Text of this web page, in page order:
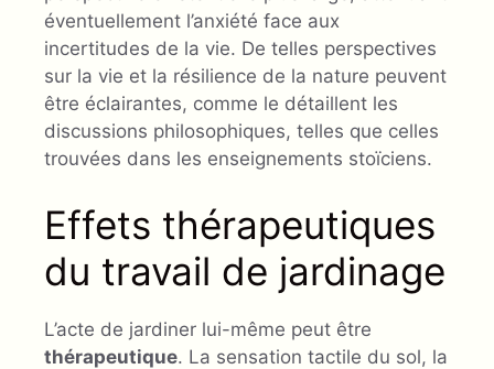
éventuellement l’anxiété face aux
incertitudes de la vie. De telles perspectives
sur la vie et la résilience de la nature peuvent
être éclairantes, comme le détaillent les
discussions philosophiques, telles que celles
trouvées dans les enseignements stoïciens.
Effets thérapeutiques
du travail de jardinage
L’acte de jardiner lui-même peut être
thérapeutique. La sensation tactile du sol, la